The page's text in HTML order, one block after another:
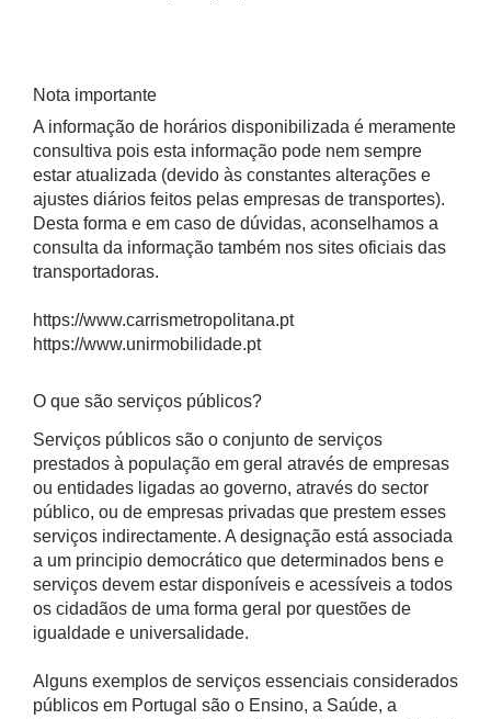
Nota importante
A informação de horários disponibilizada é meramente
consultiva pois esta informação pode nem sempre
estar atualizada (devido às constantes alterações e
ajustes diários feitos pelas empresas de transportes).
Desta forma e em caso de dúvidas, aconselhamos a
consulta da informação também nos sites oficiais das
transportadoras.
https://www.carrismetropolitana.pt
https://www.unirmobilidade.pt
O que são serviços públicos?
Serviços públicos são o conjunto de serviços
prestados à população em geral através de empresas
ou entidades ligadas ao governo, através do sector
público, ou de empresas privadas que prestem esses
serviços indirectamente. A designação está associada
a um principio democrático que determinados bens e
serviços devem estar disponíveis e acessíveis a todos
os cidadãos de uma forma geral por questões de
igualdade e universalidade.
Alguns exemplos de serviços essenciais considerados
públicos em Portugal são o Ensino, a Saúde, a